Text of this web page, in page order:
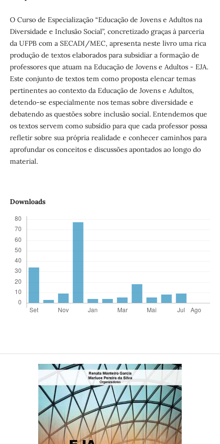
O Curso de Especialização “Educação de Jovens e Adultos na
Diversidade e Inclusão Social”, concretizado graças à parceria
da UFPB com a SECADI/MEC, apresenta neste livro uma rica
produção de textos elaborados para subsidiar a formação de
professores que atuam na Educação de Jovens e Adultos - EJA.
Este conjunto de textos tem como proposta elencar temas
pertinentes ao contexto da Educação de Jovens e Adultos,
detendo-se especialmente nos temas sobre diversidade e
debatendo as questões sobre inclusão social. Entendemos que
os textos servem como subsídio para que cada professor possa
refletir sobre sua própria realidade e conhecer caminhos para
aprofundar os conceitos e discussões apontados ao longo do
material.
Downloads